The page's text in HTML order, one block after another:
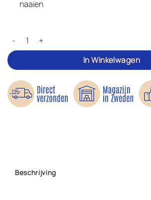
Pasvormset voor broeken – Taille en rits aantal
In Winkelwagen
Beschrijving